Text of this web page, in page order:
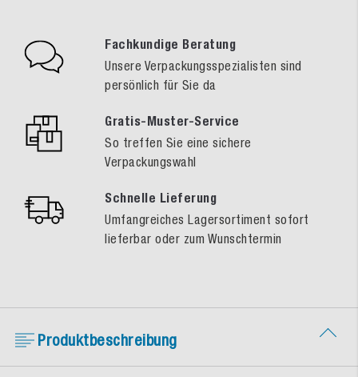
Fachkundige Beratung
Unsere Verpackungsspezialisten sind
persönlich für Sie da
Gratis-Muster-Service
So treffen Sie eine sichere
Verpackungswahl
Schnelle Lieferung
Umfangreiches Lagersortiment sofort
lieferbar oder zum Wunschtermin
Produktbeschreibung